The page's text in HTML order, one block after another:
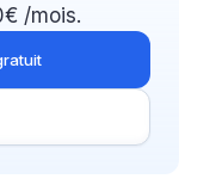
/mois.